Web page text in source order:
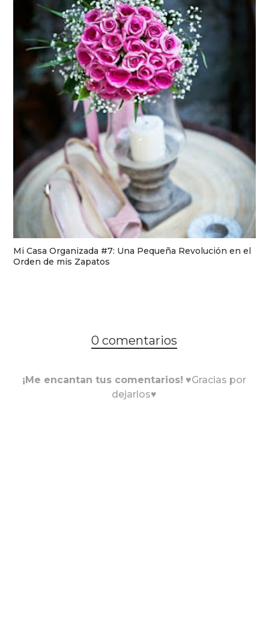
Mi Casa Organizada #7: Una Pequeña Revolución en el
Orden de mis Zapatos
0 comentarios
¡Me encantan tus comentarios! ♥Gracias por
dejarlos♥